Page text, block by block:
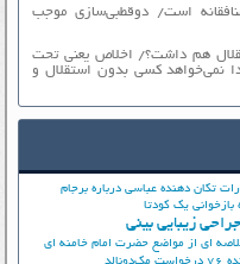
است/ دوقطبی‌سازی موجب
هم داشت؟/ اخلاص یعنی تحت
نمی‌خواهد کسی بدون استقلال و
تکان دهنده عباسی درباره برجام
بازخوانی یک کودتا
زیبایی بینی
ای از مواضع حضرت امام خامنه ای